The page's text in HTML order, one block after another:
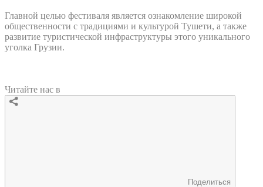
Главной целью фестиваля является ознакомление широкой
общественности с традициями и культурой Тушети, а также
развитие туристической инфраструктуры этого уникального
уголка Грузии.
Читайте нас в
Поделиться